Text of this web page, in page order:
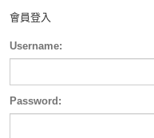
會員登入
Username:
Password: